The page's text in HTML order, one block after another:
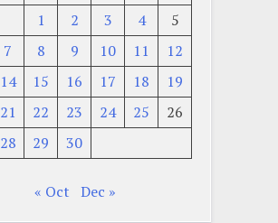
1
2 3 4
5
7 8 9 10 11
12
14 15 16 17 18
19
21 22 23 24 25
26
28 29 30
« Oct Dec »